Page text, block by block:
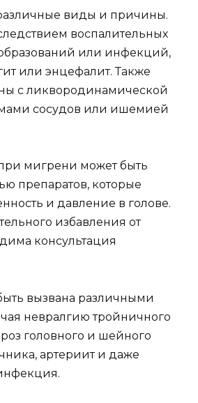
виды и причины.
воспалительных
или инфекций,
или энцефалит. Также
с ликвородинамической
сосудов или ишемией
мигрени может быть
препаратов, которые
и давление в голове.
избавления от
консультация
вызвана различными
невралгию тройничного
головного и шейного
артериит и даже